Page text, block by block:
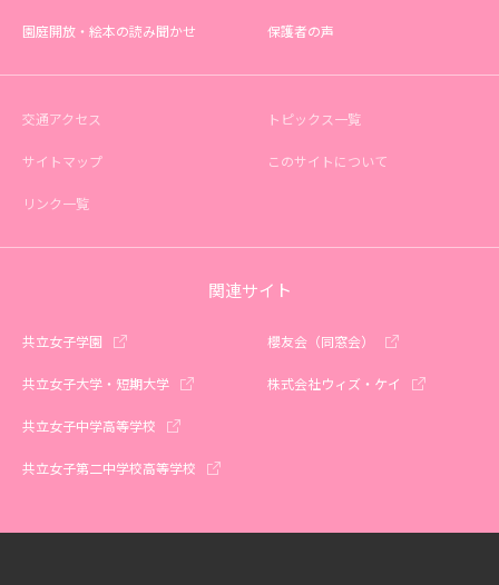
園庭開放・絵本の読み聞かせ 保護者の声
交通アクセス トピックス一覧
サイトマップ このサイトについて
リンク一覧
関連サイト
共立女子学園
共立女子大学・短期大学
共立女子中学高等学校
共立女子第二中学校高等学校
櫻友会（同窓会）
株式会社ウィズ・ケイ